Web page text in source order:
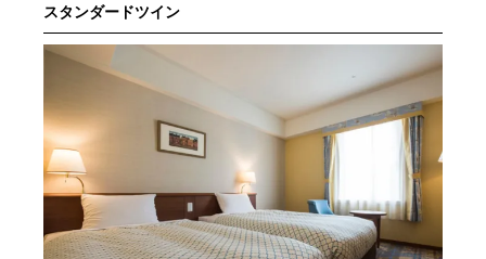
スタンダードツイン